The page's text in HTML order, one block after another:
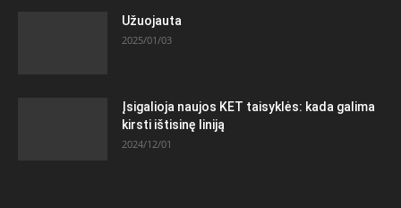
Užuojauta
2025/01/03
Įsigalioja naujos KET taisyklės: kada galima
kirsti ištisinę liniją
2024/12/01